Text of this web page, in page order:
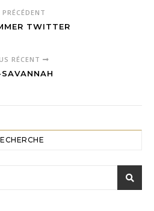
PRÉCÉDENT
TWITTER
RÉCENT